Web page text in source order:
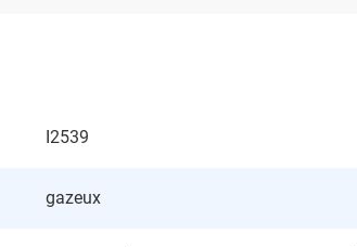
I2539
gazeux